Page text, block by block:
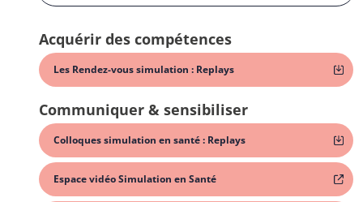
Acquérir des compétences
Les Rendez-vous simulation : Replays
Communiquer & sensibiliser
Colloques simulation en santé : Replays
Espace vidéo Simulation en Santé